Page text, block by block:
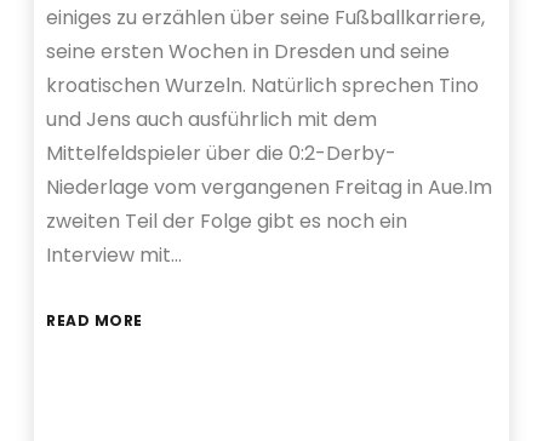
einiges zu erzählen über seine Fußballkarriere,
seine ersten Wochen in Dresden und seine
kroatischen Wurzeln. Natürlich sprechen Tino
und Jens auch ausführlich mit dem
Mittelfeldspieler über die 0:2-Derby-
Niederlage vom vergangenen Freitag in Aue.Im
zweiten Teil der Folge gibt es noch ein
Interview mit…
READ MORE